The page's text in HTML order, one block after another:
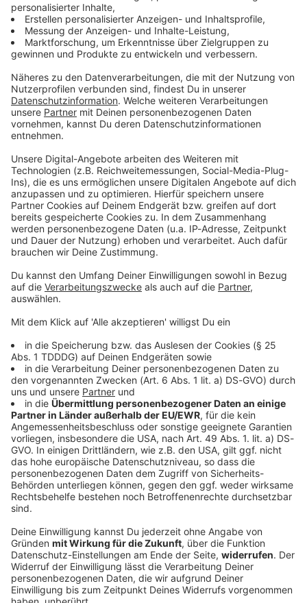
Das ROCK ANTENNE in NRW AC/DC-Quiz
Wir schicken euch mit dem Mega Konzerte März zu
AC/DC! Hier könnt ihr euer Wissen hier im ROCK
ANTENNE in NRW AC/DC-Quiz testen!
Stars & Bands
AC/DC: Alles über die australischen Rock-
Legenden!
Sie sind zweifellos die größte Hard Rock-Band der Welt:
gesammelt - Bandporträts, Quizspaß, legendäre Alben,
kurz: High Voltage Rock and Roll! Viel Spaß beim
Durchklicken!
DAS KÖNNTE DICH AUCH INTERESSIEREN
Rockfakten